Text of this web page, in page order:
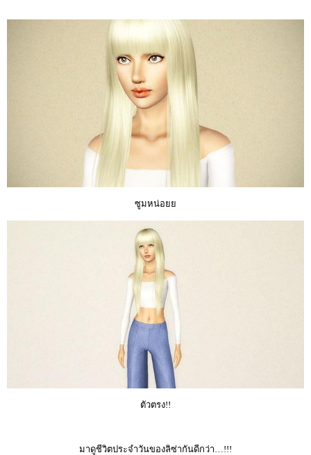
ซูมหน่อยย
ตัวตรง!!
มาดูชีวิตประจำวันของลิซ่ากันดีกว่า…!!!